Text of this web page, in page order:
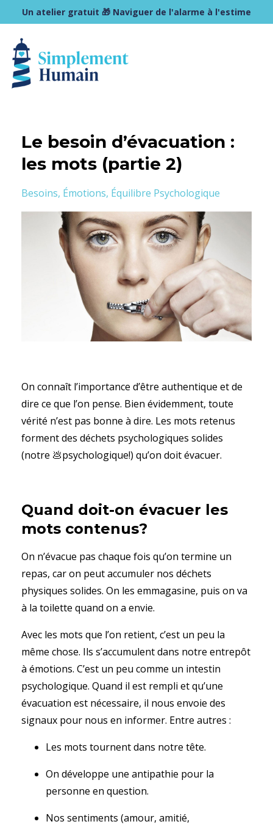
Un atelier gratuit 🎁 Naviguer de l'alarme à l'estime
Le besoin d’évacuation :
les mots (partie 2)
Besoins Émotions Équilibre Psychologique
On connaît l’importance d’être authentique et de
dire ce que l’on pense. Bien évidemment, toute
vérité n’est pas bonne à dire. Les mots retenus
forment des déchets psychologiques solides
(notre 💩psychologique!) qu’on doit évacuer.
Quand doit-on évacuer les
mots contenus?
On n’évacue pas chaque fois qu’on termine un
repas, car on peut accumuler nos déchets
physiques solides. On les emmagasine, puis on va
à la toilette quand on a envie.
Avec les mots que l’on retient, c’est un peu la
même chose. Ils s’accumulent dans notre entrepôt
à émotions. C’est un peu comme un intestin
psychologique. Quand il est rempli et qu’une
évacuation est nécessaire, il nous envoie des
signaux pour nous en informer. Entre autres :
Les mots tournent dans notre tête.
On développe une antipathie pour la
personne en question.
Nos sentiments (amour, amitié,